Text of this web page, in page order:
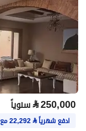
⃁250,000 سنوياً
ادفع شهرياً⃁
22,292مع